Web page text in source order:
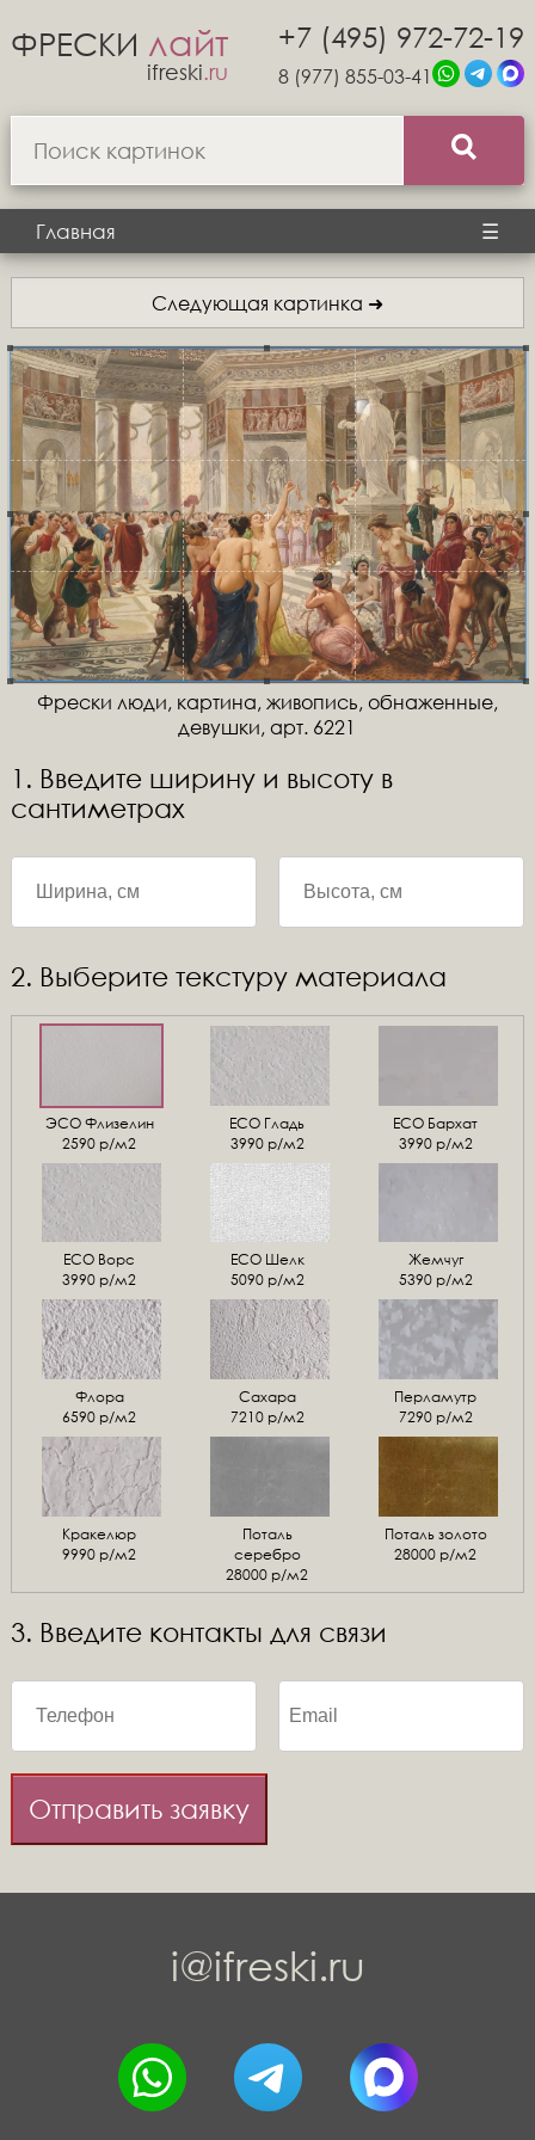
ФРЕСКИ лайт
ifreski.ru
+7 (495) 972-72-19
8 (977) 855-03-41
Главная ☰
Следующая картинка ➜
Фрески люди, картина, живопись, обнаженные,
девушки, арт. 6221
1. Введите ширину и высоту в
сантиметрах
2. Выберите текстуру материала
ЭСО Флизелин
2590 р/м2
ЕСО Гладь
3990 р/м2
ECO Бархат
3990 р/м2
ЕСО Ворс
3990 р/м2
ЕСО Шелк
5090 р/м2
Жемчуг
5390 р/м2
Флора
6590 р/м2
Сахара
7210 р/м2
Перламутр
7290 р/м2
Кракелюр
9990 р/м2
Поталь
серебро
28000 р/м2
Поталь золото
28000 р/м2
3. Введите контакты для связи
Отправить заявку
i@ifreski.ru